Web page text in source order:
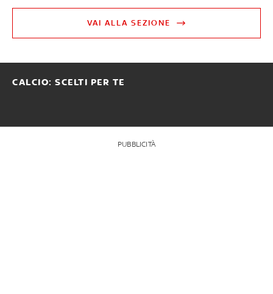
VAI ALLA SEZIONE
CALCIO: SCELTI PER TE
PUBBLICITÀ